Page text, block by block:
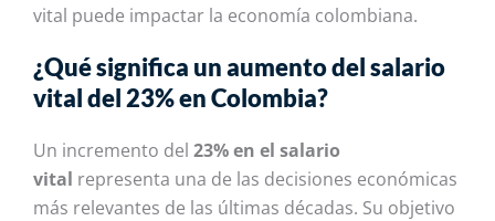
vital puede impactar la economía colombiana.
¿Qué significa un aumento del salario
vital del 23% en Colombia?
Un incremento del 23% en el salario
vital representa una de las decisiones económicas
más relevantes de las últimas décadas. Su objetivo